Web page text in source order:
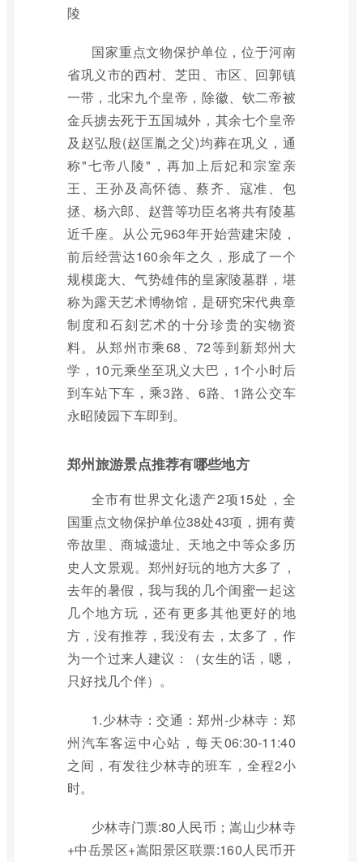
陵
国家重点文物保护单位，位于河南
省巩义市的西村、芝田、市区、回郭镇
一带，北宋九个皇帝，除徽、钦二帝被
金兵掳去死于五国城外，其余七个皇帝
及赵弘殷(赵匡胤之父)均葬在巩义，通
称"七帝八陵"，再加上后妃和宗室亲
王、王孙及高怀德、蔡齐、寇准、包
拯、杨六郎、赵普等功臣名将共有陵墓
近千座。从公元963年开始营建宋陵，
前后经营达160余年之久，形成了一个
规模庞大、气势雄伟的皇家陵墓群，堪
称为露天艺术博物馆，是研究宋代典章
制度和石刻艺术的十分珍贵的实物资
料。从郑州市乘68、72等到新郑州大
学，10元乘坐至巩义大巴，1个小时后
到车站下车，乘3路、6路、1路公交车
永昭陵园下车即到。
郑州旅游景点推荐有哪些地方
全市有世界文化遗产2项15处，全
国重点文物保护单位38处43项，拥有黄
帝故里、商城遗址、天地之中等众多历
史人文景观。郑州好玩的地方大多了，
去年的暑假，我与我的几个闺蜜一起这
几个地方玩，还有更多其他更好的地
方，没有推荐，我没有去，太多了，作
为一个过来人建议：（女生的话，嗯，
只好找几个伴）。
1.少林寺：交通：郑州-少林寺：郑
州汽车客运中心站，每天06:30-11:40
之间，有发往少林寺的班车，全程2小
时。
少林寺门票:80人民币；嵩山少林寺
+中岳景区+嵩阳景区联票:160人民币开